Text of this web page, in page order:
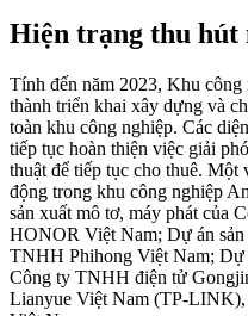
Hiện trạng thu hút
Tính đến năm 2023, Khu
thành triển khai xây dựng và
toàn khu công nghiệp. Các
tiếp tục hoàn thiện việc giải
thuật để tiếp tục cho thuê. Một
động trong khu công nghiệp
sản xuất mô tơ, máy phát của
HONOR Việt Nam; Dự án
TNHH Phihong Việt Nam; Dự
Công ty TNHH điện tử
Lianyue Việt Nam (TP-